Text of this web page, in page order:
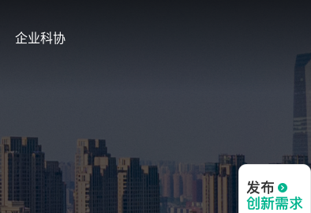
企业科协